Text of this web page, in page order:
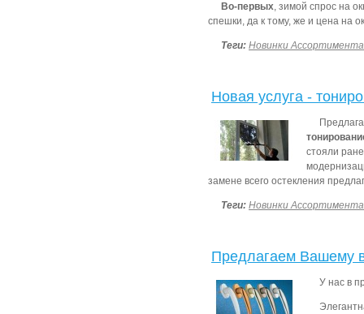
Во-первых, зимой спрос на
спешки, да к тому, же и цена на
Теги: Новинки Ассортимента
Новая услуга -
стояли
замене всего остекления
Теги: Новинки Ассортимента
Предлагаем Вашему
У нас в